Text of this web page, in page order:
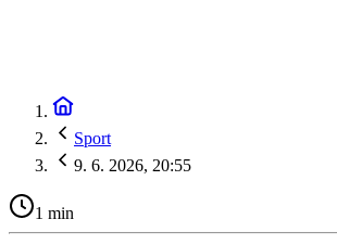
Sport
9. 6. 2026, 20:55
1 min